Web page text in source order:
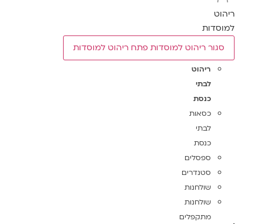
ריהוט
למוסדות
סגור ריהוט למוסדות פתח ריהוט למוסדות
ריהוט
לבתי
כנסת
כסאות
לבתי
כנסת
ספסלים
סטנדרים
שולחנות
שולחנות
מתקפלים